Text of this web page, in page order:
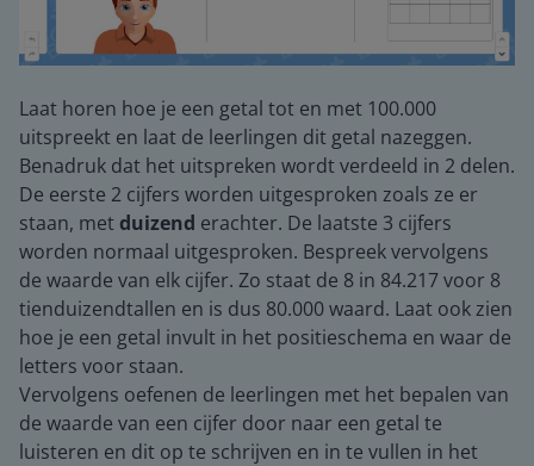
Laat horen hoe je een getal tot en met 100.000
uitspreekt en laat de leerlingen dit getal nazeggen.
Benadruk dat het uitspreken wordt verdeeld in 2 delen.
De eerste 2 cijfers worden uitgesproken zoals ze er
staan, metduizend erachter. De laatste 3 cijfers
worden normaal uitgesproken. Bespreek vervolgens
de waarde van elk cijfer. Zo staat de 8 in 84.217 voor 8
tienduizendtallen en is dus 80.000 waard. Laat ook zien
hoe je een getal invult in het positieschema en waar de
letters voor staan.
Vervolgens oefenen de leerlingen met het bepalen van
de waarde van een cijfer door naar een getal te
luisteren en dit op te schrijven en in te vullen in het